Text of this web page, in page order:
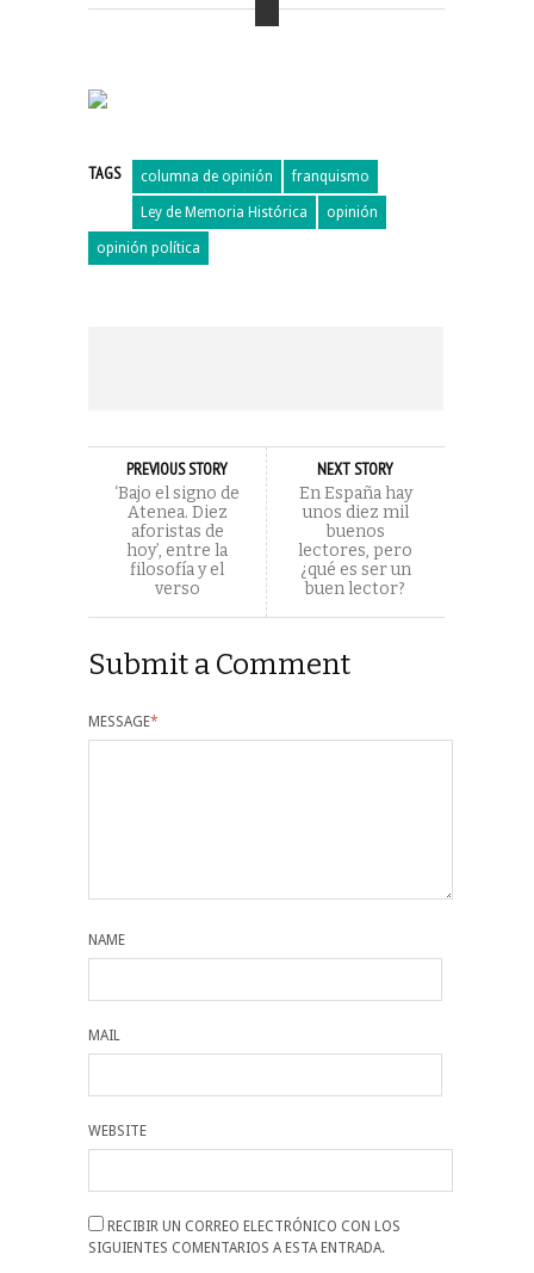
TAGS columna de opinión franquismo
Ley de Memoria Histórica opinión
opinión política
PREVIOUS STORY
‘Bajo el signo de
Atenea. Diez
aforistas de
hoy’, entre la
filosofía y el
verso
NEXT STORY
En España hay
unos diez mil
buenos
lectores, pero
¿qué es ser un
buen lector?
Submit a Comment
MESSAGE*
NAME
MAIL
WEBSITE
RECIBIR UN CORREO ELECTRÓNICO CON LOS
SIGUIENTES COMENTARIOS A ESTA ENTRADA.